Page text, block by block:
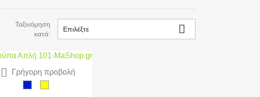
Ταξινόμηση
κατά:
Επιλέξτε 
Σκούπα Απλή 101
 Γρήγορη προβολή